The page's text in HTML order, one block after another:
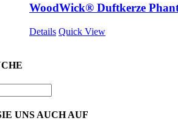
WoodWick® Duftkerze
Details Quick View
UNS AUCH AUF